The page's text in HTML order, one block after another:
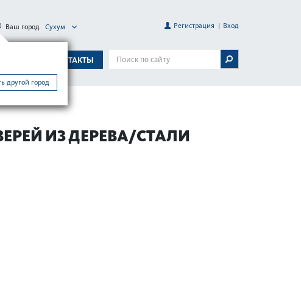
КОНТАКТЫ
другой город
Ваш город Сухум Регистрация Вход
ИЗ ДЕРЕВА/СТАЛИ